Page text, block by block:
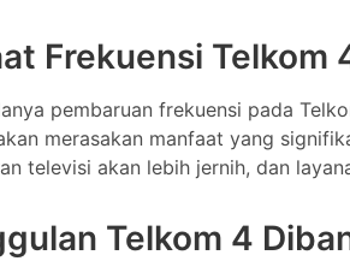
Frekuensi Telkom
pembaruan frekuensi pada
merasakan manfaat yang
televisi akan lebih jernih, dan
Telkom 4